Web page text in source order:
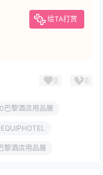
给TA打赏
0 0
巴黎酒店用品展
EQUIPHOTEL
黎酒店用品展